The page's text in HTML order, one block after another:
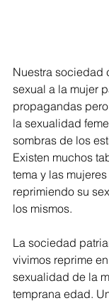
Nuestra sociedad
sexual a la mujer
propagandas
la sexualidad
sombras de los
Existen muchos
tema y las
reprimiendo su
los mismos.
La sociedad
vivimos reprime
sexualidad de la
temprana edad.